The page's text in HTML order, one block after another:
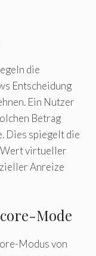
die
Entscheidung
Ein Nutzer
Betrag
Dies spiegelt die
Wert virtueller
Anreize
Mode
Modus von